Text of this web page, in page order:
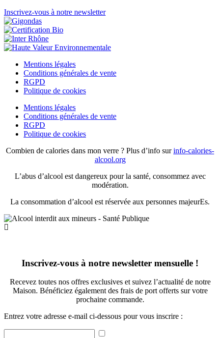
Inscrivez-vous à notre newsletter
Mentions légales
Conditions générales de vente
RGPD
Politique de cookies
Mentions légales
Conditions générales de vente
RGPD
Politique de cookies
Combien de calories dans mon verre ? Plus d’info surinfo-calories-
alcool.org
L’abus d’alcool est dangereux pour la santé, consommez avec
modération.
La consommation d’alcool est réservée aux personnes majeurEs.
Inscrivez-vous à notre newsletter mensuelle !
Recevez toutes nos offres exclusives et suivez l’actualité de notre
Maison. Bénéficiez également des frais de port offerts sur votre
prochaine commande.
Entrez votre adresse e-mail ci-dessous pour vous inscrire :